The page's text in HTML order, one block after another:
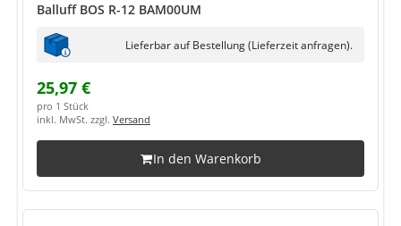
Balluff BOS R-12 BAM00UM
Lieferbar auf Bestellung (Lieferzeit anfragen).
25,97 €
pro 1 Stück
inkl. MwSt. zzgl. Versand
In den Warenkorb